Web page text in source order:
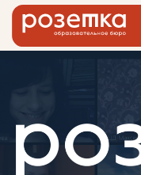
Меню